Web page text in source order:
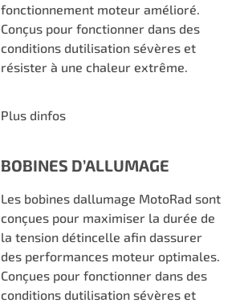
fonctionnement moteur amélioré.
Conçus pour fonctionner dans des
conditions dutilisation sévères et
résister à une chaleur extrême.
Plus dinfos
BOBINES D’ALLUMAGE
Les bobines dallumage MotoRad sont
conçues pour maximiser la durée de
la tension détincelle afin dassurer
des performances moteur optimales.
Conçues pour fonctionner dans des
conditions dutilisation sévères et